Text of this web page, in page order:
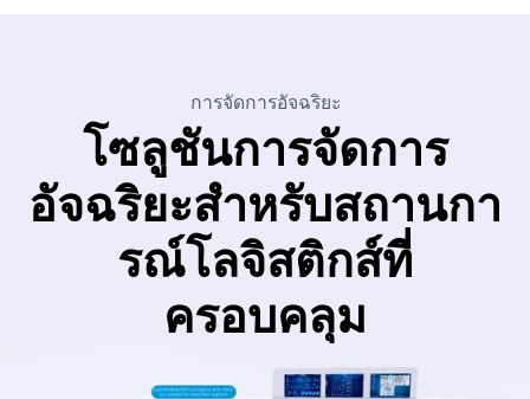
การจัดการอัจฉริยะ
โซลูชันการจัดการ
อัจฉริยะสำหรับสถานกา
รณ์โลจิสติกส์ที่
ครอบคลุม